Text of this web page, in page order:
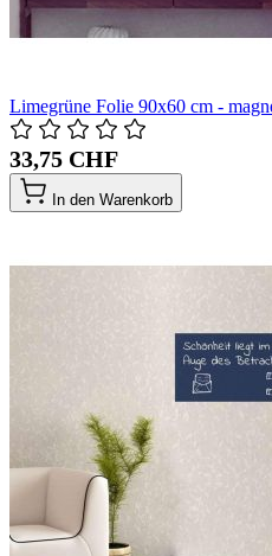
Limegrüne Folie 90x60 cm -
33,75 CHF
In den Warenkorb